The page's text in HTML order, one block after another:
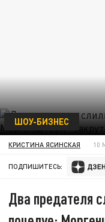
ШОУ-БИЗНЕС
КРИСТИНА ЯСИНСКАЯ 10
ПОДПИШИТЕСЬ:
Два предателя